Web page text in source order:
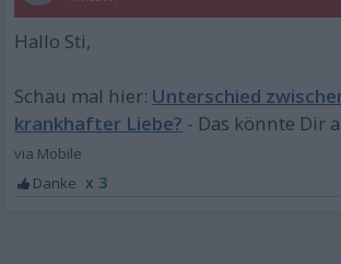
Unterschied
krankhafter Liebe?
x 3